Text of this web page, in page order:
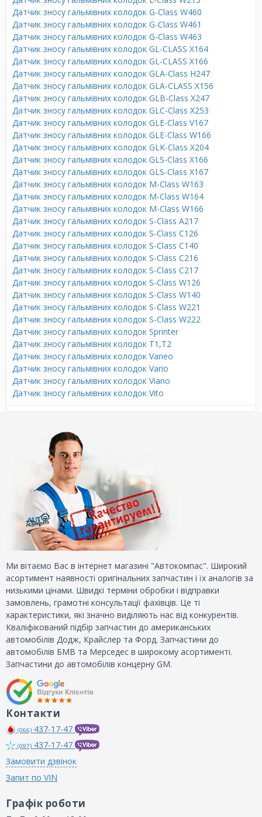
Датчик зносу гальмівних колодок G-Class W460
Датчик зносу гальмівних колодок G-Class W461
Датчик зносу гальмівних колодок G-Class W463
Датчик зносу гальмівних колодок GL-CLASS X164
Датчик зносу гальмівних колодок GL-CLASS X166
Датчик зносу гальмівних колодок GLA-Class H247
Датчик зносу гальмівних колодок GLA-CLASS X156
Датчик зносу гальмівних колодок GLB-Class X247
Датчик зносу гальмівних колодок GLC-Class X253
Датчик зносу гальмівних колодок GLE-Class V167
Датчик зносу гальмівних колодок GLE-Class W166
Датчик зносу гальмівних колодок GLK-Class X204
Датчик зносу гальмівних колодок GLS-Class X166
Датчик зносу гальмівних колодок GLS-Class X167
Датчик зносу гальмівних колодок M-Class W163
Датчик зносу гальмівних колодок M-Class W164
Датчик зносу гальмівних колодок M-Class W166
Датчик зносу гальмівних колодок S-Class A217
Датчик зносу гальмівних колодок S-Class C126
Датчик зносу гальмівних колодок S-Class C140
Датчик зносу гальмівних колодок S-Class C216
Датчик зносу гальмівних колодок S-Class C217
Датчик зносу гальмівних колодок S-Class W126
Датчик зносу гальмівних колодок S-Class W140
Датчик зносу гальмівних колодок S-Class W221
Датчик зносу гальмівних колодок S-Class W222
Датчик зносу гальмівних колодок Sprinter
Датчик зносу гальмівних колодок T1,T2
Датчик зносу гальмівних колодок Vaneo
Датчик зносу гальмівних колодок Vario
Датчик зносу гальмівних колодок Viano
Датчик зносу гальмівних колодок Vito
Ми вітаємо Вас в інтернет магазині "Автокомпас". Широкий
асортимент наявності оригінальних запчастин і їх аналогів за
низькими цінами. Швидкі терміни обробки і відправки
замовлень, грамотні консультації фахівців. Це ті
характеристики, які значно виділяють нас від конкурентів.
Кваліфікований підбір запчастин до американських
автомобілів Додж, Крайслер та Форд. Запчастини до
автомобілів БМВ та Мерседес в широкому асортименті.
Запчастини до автомобілів концерну GM.
Контакти
(066) 437-17-47
(097) 437-17-47
Замовити дзвінок
Запит по VIN
Графік роботи